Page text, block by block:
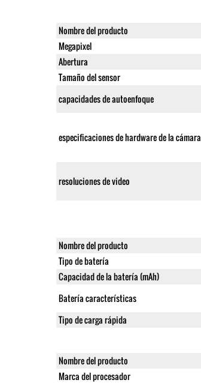
Nombre del producto
Megapixel
Abertura
Tamaño del sensor
capacidades de autoenfoque
especificaciones de hardware de la cámara
resoluciones de video
Nombre del producto
Tipo de batería
Capacidad de la batería (mAh)
Batería características
Tipo de carga rápida
Nombre del producto
Marca del procesador